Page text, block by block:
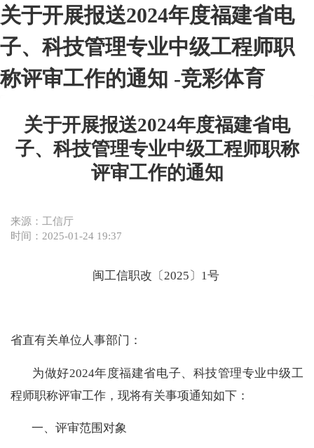
关于开展报送2024年度福建省电
子、科技管理专业中级工程师职
称评审工作的通知 -竞彩体育
关于开展报送2024年度福建省电
子、科技管理专业中级工程师职称
评审工作的通知
来源：工信厅
时间：2025-01-24 19:37
闽工信职改〔2025 〕 1号
省直有关单位人事部门 ：
为做好2024年度福建省电子、科技管理专业中级工
程师职称评审工作，现将有关事项通知如下：
一、评审范围对象